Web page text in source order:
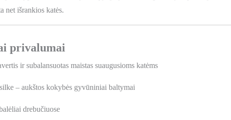
net išrankios katės.
privalumai
ir subalansuotas maistas suaugusioms katėms
– aukštos kokybės gyvūniniai baltymai
drebučiuose